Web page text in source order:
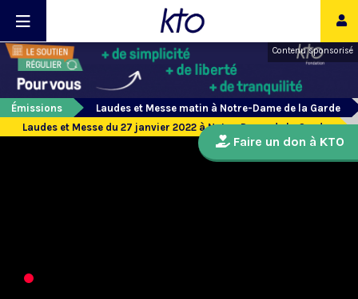
Contenu sponsorisé
Émissions
Laudes et Messe matin à Notre-Dame de la Garde
Laudes et Messe du 27 janvier 2022 à Notre-Dame de la Garde
Faire un don à KTO